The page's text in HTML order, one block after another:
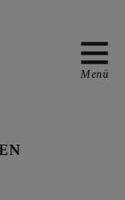
Menü